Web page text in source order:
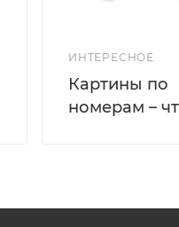
ИНТЕРЕСНОЕ
Картины по
номерам –